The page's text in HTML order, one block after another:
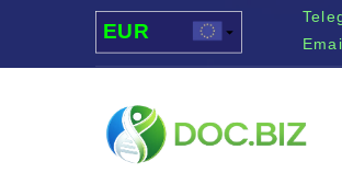
EUR
USD
UAH
MDL